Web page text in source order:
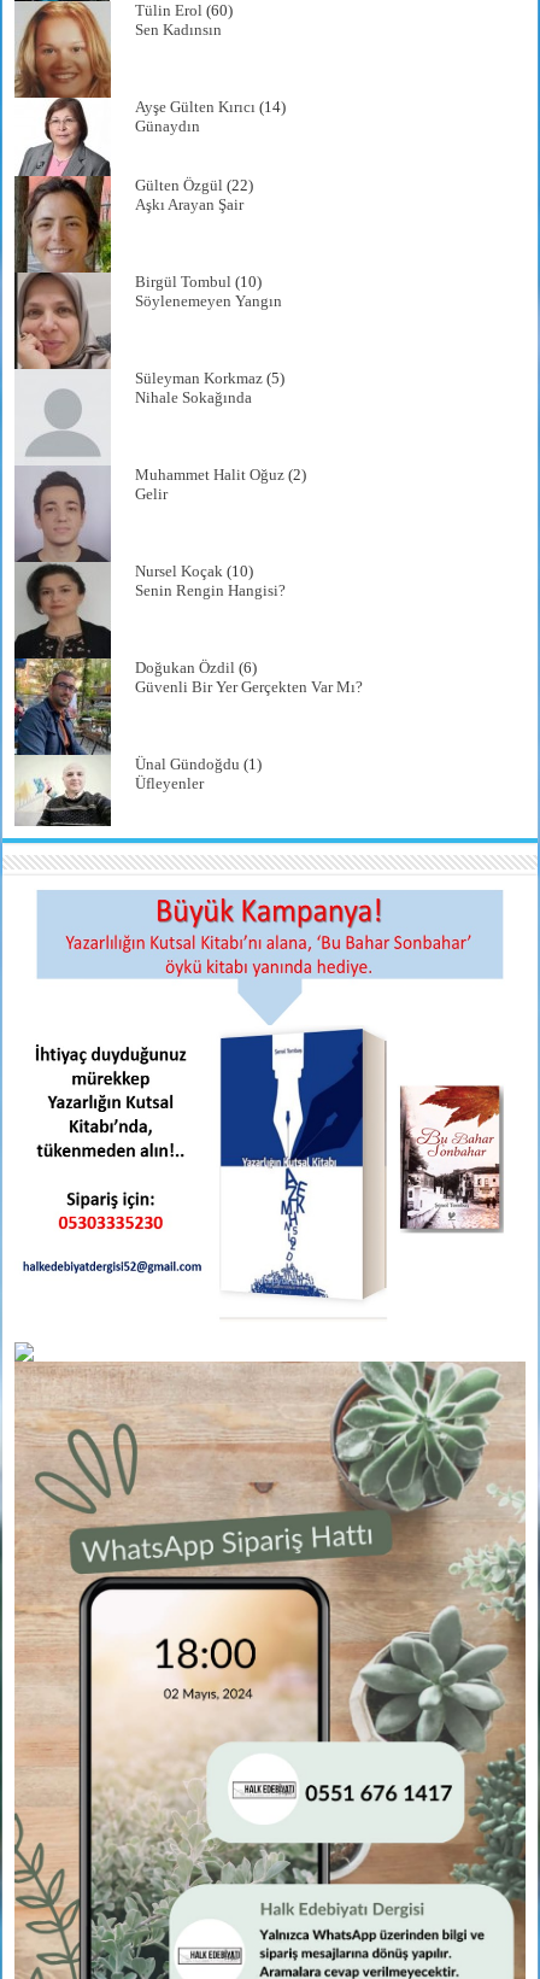
Tülin Erol (60)
Sen Kadınsın
Ayşe Gülten Kırıcı (14)
Günaydın
Gülten Özgül (22)
Aşkı Arayan Şair
Birgül Tombul (10)
Söylenemeyen Yangın
Süleyman Korkmaz (5)
Nihale Sokağında
Muhammet Halit Oğuz (2)
Gelir
Nursel Koçak (10)
Senin Rengin Hangisi?
Doğukan Özdil (6)
Güvenli Bir Yer Gerçekten Var Mı?
Ünal Gündoğdu (1)
Üfleyenler